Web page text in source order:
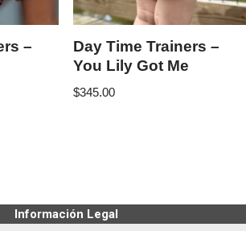
–
Day Time Trainers –
You Lily Got Me
$345.00
Información Legal